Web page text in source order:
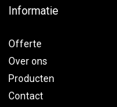
Informatie
Offerte
Over ons
Producten
Contact